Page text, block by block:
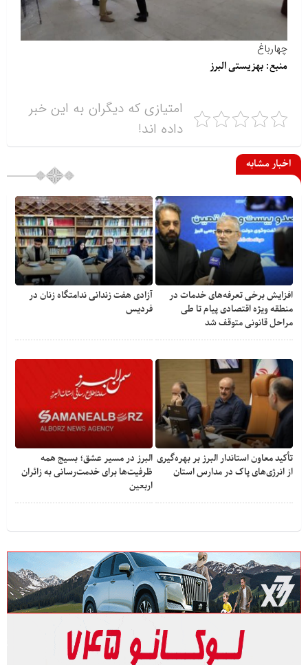
چهارباغ
منبع: بهزیستی البرز
امتیازی که دیگران به این خبر
داده اند!
اخبار مشابه
افزایش برخی تعرفه‌های خدمات در
منطقه ویژه اقتصادی پیام تا طی
مراحل قانونی متوقف شد
آزادی هفت زندانی ندامتگاه زنان در
فردیس
تأکید معاون استاندار البرز بر بهره‌گیری
از انرژی‌های پاک در مدارس استان
البرز در مسیر عشق؛ بسیج همه
ظرفیت‌ها برای خدمت‌رسانی به زائران
اربعین